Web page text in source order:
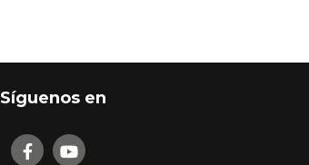
Síguenos en